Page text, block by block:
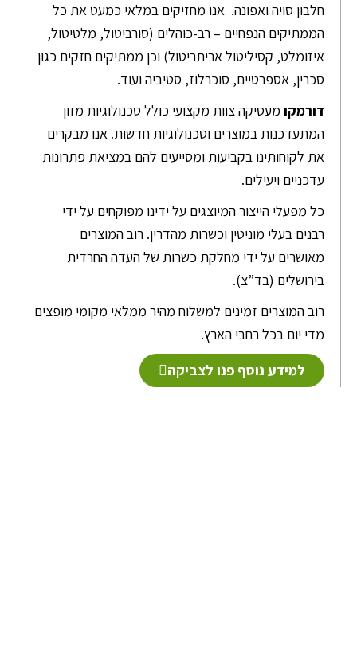
חלבון סויה ואפונה. אנו מחזיקים במלאי כמעט את כל
הממתיקים הנפחיים – רב-כוהלים (סורביטול, מלטיטול,
איזומלט, קסיליטול אריתריטול) וכן ממתיקים חזקים כגון
סכרין, אספרטיים, סוכרלוז, סטיביה ועוד.
דורמקו מעסיקה צוות מקצועי כולל טכנולוגיות מזון
המתעדכנות במוצרים וטכנולוגיות חדשות. אנו מבקרים
את לקוחותינו בקביעות ומסייעים להם במציאת פתרונות
עדכניים ויעילים.
כל מפעלי הייצור המיוצגים על ידינו מפוקחים על ידי
רבנים בעלי מוניטין וכשרות מהדרין. רוב המוצרים
מאושרים על ידי מחלקת כשרות של העדה החרדית
בירושלים (בד”צ).
רוב המוצרים זמינים למשלוח מהיר ממלאי מקומי מופצים
מדי יום בכל רחבי הארץ.
למידע נוסף פנו לצביקה